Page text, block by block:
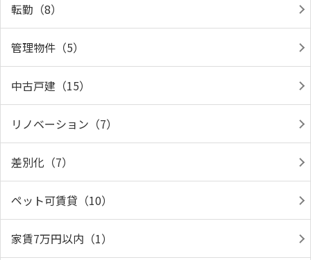
転勤（8）
管理物件（5）
中古戸建（15）
リノベーション（7）
差別化（7）
ペット可賃貸（10）
家賃7万円以内（1）